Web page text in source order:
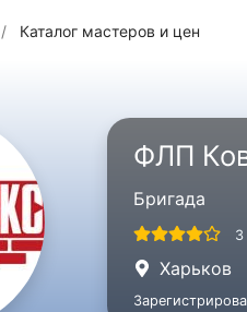
/ Каталог мастеров и цен
ФЛП
Бригада
3
Харьков